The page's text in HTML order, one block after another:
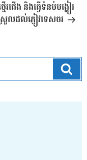
ជើង និងធ្វើទំនប់បង្ហៀរ
លដល់ភ្ញៀវទេសចរ